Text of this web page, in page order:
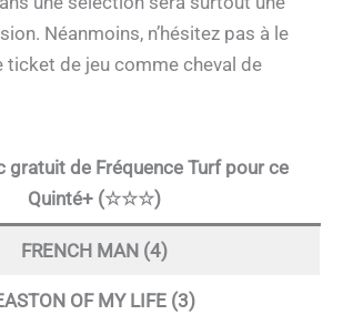
Néanmoins, n’hésitez pas à le
ticket de jeu comme cheval de
gratuit de Fréquence Turf pour ce
Quinté+ (☆☆☆)
FRENCH MAN (4)
OF MY LIFE (3)